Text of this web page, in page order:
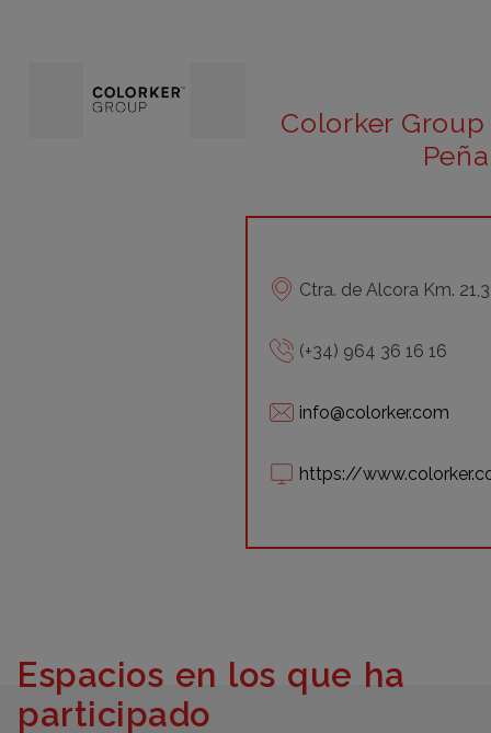
Colorker
Peña
Ctra. de Alcora Km.
(+34) 964 36 16 16
info@colorker.com
https://
Espacios en los que ha
participado